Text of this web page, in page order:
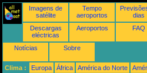
Imagens de
satélite
Tempo
aeroportos
dias
Descargas
eléctricas
Aeroportos FAQ
Notícias Sobre
Clima : Europa África América do Norte